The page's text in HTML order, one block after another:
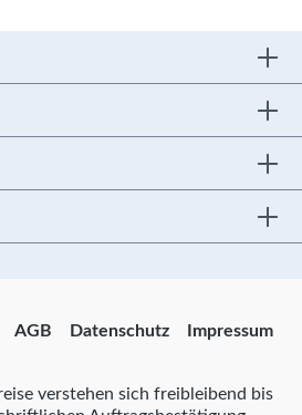
AGB Datenschutz Impressum
verstehen sich freibleibend bis